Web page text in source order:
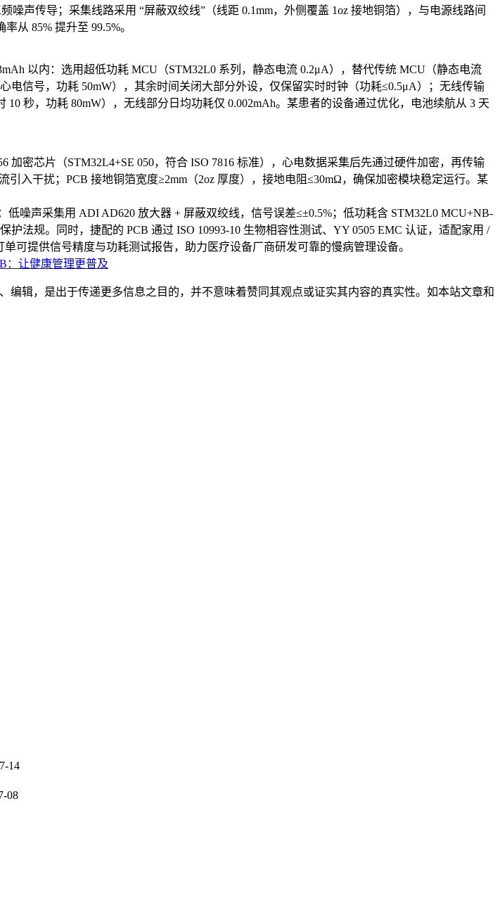
声传导；采集线路采用 “屏蔽双绞线”（线距 0.1mm，外侧覆盖 1oz 接地铜箔），与电源线路间
从 85% 提升至 99.5%。
以内：选用超低功耗 MCU（STM32L0 系列，静态电流 0.2μA），替代传统 MCU（静态电流
电信号，功耗 50mW），其余时间关闭大部分外设，仅保留实时时钟（功耗≤0.5μA）；无线传输
秒，功耗 80mW），无线部分日均功耗仅 0.002mAh。某患者的设备通过优化，电池续航从 3 天
加密芯片（STM32L4+SE 050，符合 ISO 7816 标准），心电数据采集后先通过硬件加密，再传输
入干扰；PCB 接地铜箔宽度≥2mm（2oz 厚度），接地电阻≤30mΩ，确保加密模块稳定运行。某
噪声采集用 ADI AD620 放大器 + 屏蔽双绞线，信号误差≤±0.5%；低功耗含 STM32L0 MCU+NB-
法规。同时，捷配的 PCB 通过 ISO 10993-10 生物相容性测试、YY 0505 EMC 认证，适配家用 /
可提供信号精度与功耗测试报告，助力医疗设备厂商研发可靠的慢病管理设备。
：让健康管理更普及
辑，是出于传递更多信息之目的，并不意味着赞同其观点或证实其内容的真实性。如本站文章和
14
08